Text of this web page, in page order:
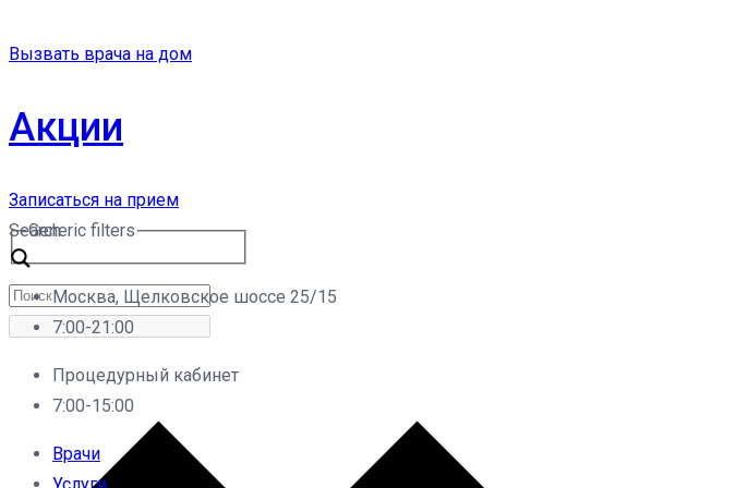
Вызвать врача на дом
Акции
Записаться на прием
Search
Generic filters
Москва, Щелковское шоссе 25/15
7:00-21:00
Процедурный кабинет
7:00-15:00
Врачи